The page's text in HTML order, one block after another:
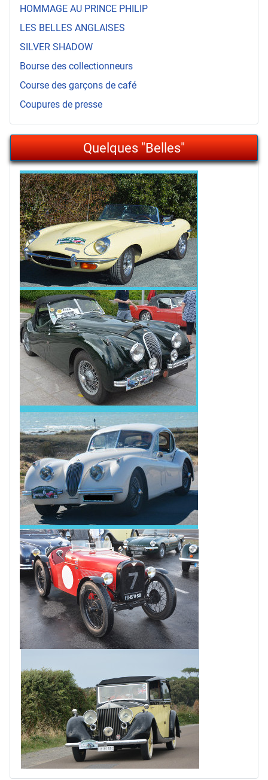
HOMMAGE AU PRINCE PHILIP
LES BELLES ANGLAISES
SILVER SHADOW
Bourse des collectionneurs
Course des garçons de café
Coupures de presse
Quelques "Belles"